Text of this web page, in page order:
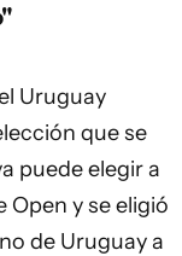
Uruguay
que se
puede elegir a
y se eligió
de Uruguay a